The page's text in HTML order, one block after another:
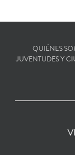
QUIÉNES
JUVENTUDES Y